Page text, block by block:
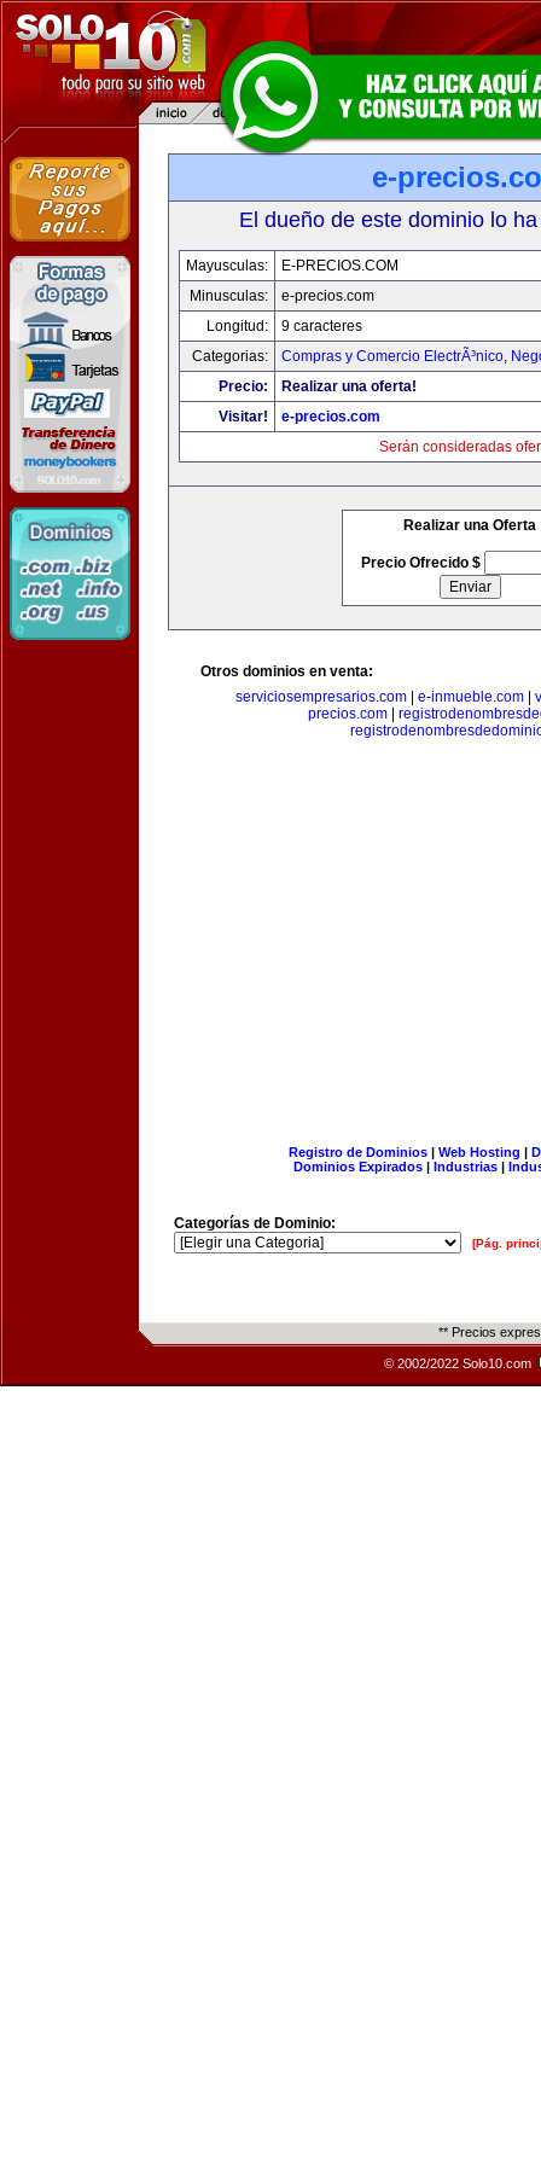
e-
El dueño de este dominio lo
Mayusculas:
E-PRECIOS.COM
Minusculas:
e-precios.com
Longitud:
9 caracteres
Categorias:
Compras y Comercio ElectrÃ³nico,
Precio:
Realizar una oferta!
Visitar!
e-precios.com
Serán consideradas
Realizar una Oferta
Precio Ofrecido $
Otros dominios en venta:
serviciosempresarios.com| e-inmueble.com|
precios.com
Registro de Dominios| Web Hosting |
Dominios Expirados | Industrias |
Categorías de Dominio:
[Pág.
** Precios
© 2002/2022 Solo10.com